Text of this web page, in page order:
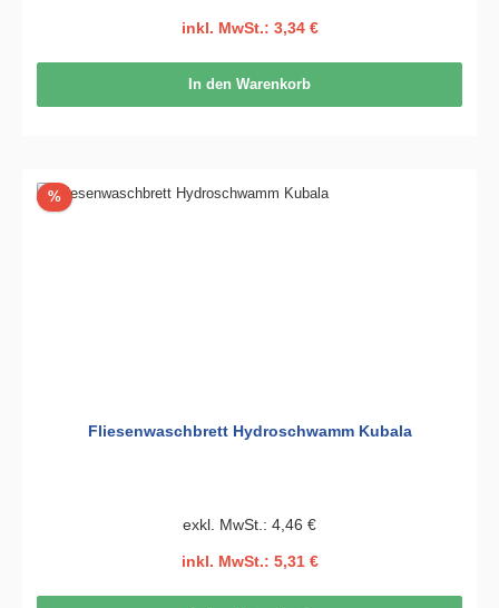
inkl. MwSt.: 3,34 €
In den Warenkorb
%Rabatt
Fliesenwaschbrett Hydroschwamm Kubala
exkl. MwSt.: 4,46 €
inkl. MwSt.: 5,31 €